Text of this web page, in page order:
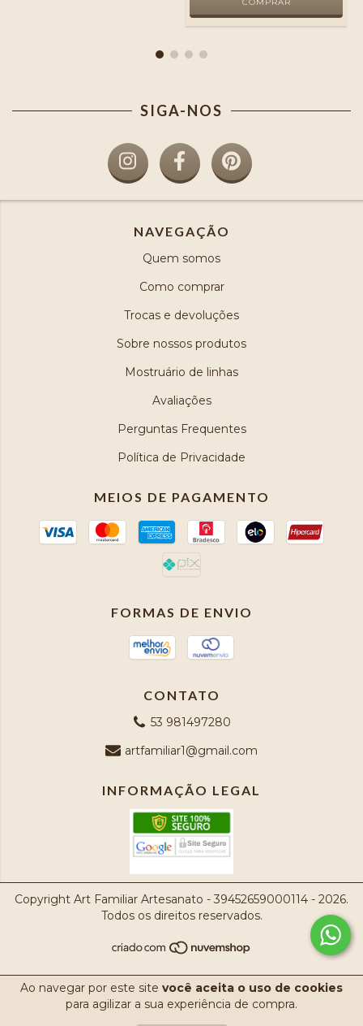
Ao navegar por este site você aceita o uso de cookies
para agilizar a sua experiência de compra.
SIGA-NOS
NAVEGAÇÃO
Quem somos
Como comprar
Trocas e devoluções
Sobre nossos produtos
Mostruário de linhas
Avaliações
Perguntas Frequentes
Política de Privacidade
MEIOS DE PAGAMENTO
FORMAS DE ENVIO
CONTATO
53 981497280
artfamiliar1@gmail.com
INFORMAÇÃO LEGAL
Copyright Art Familiar Artesanato - 39452659000114 - 2026.
Todos os direitos reservados.